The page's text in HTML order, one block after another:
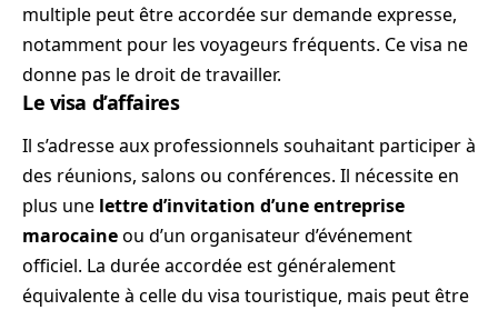
multiple peut être accordée sur demande expresse,
notamment pour les voyageurs fréquents. Ce visa ne
donne pas le droit de travailler.
Le visa d’affaires
Il s’adresse aux professionnels souhaitant participer à
des réunions, salons ou conférences. Il nécessite en
plus une lettre d’invitation d’une entreprise
marocaineou d’un organisateur d’événement
officiel. La durée accordée est généralement
équivalente à celle du visa touristique, mais peut être